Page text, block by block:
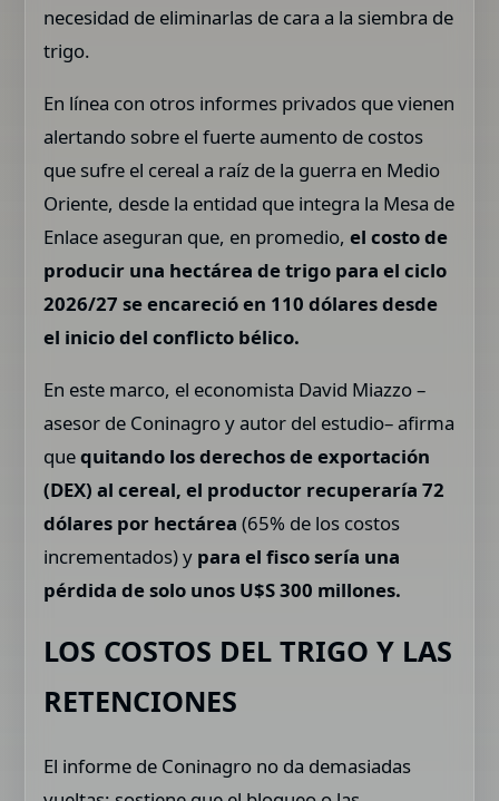
necesidad de eliminarlas de cara a la siembra de
trigo.
En línea con otros informes privados que vienen
alertando sobre el fuerte aumento de costos
que sufre el cereal a raíz de la guerra en Medio
Oriente, desde la entidad que integra la Mesa de
Enlace aseguran que, en promedio,el costo de
producir una hectárea de trigo para el ciclo
2026/27 se encareció en 110 dólares desde
el inicio del conflicto bélico.
En este marco, el economista David Miazzo –
asesor de Coninagro y autor del estudio– afirma
quequitando los derechos de exportación
(DEX) al cereal, el productor recuperaría 72
dólares por hectárea (65% de los costos
incrementados) y para el fisco sería una
pérdida de solo unos U$S 300 millones.
LOS COSTOS DEL TRIGO Y LAS
RETENCIONES
El informe de Coninagro no da demasiadas